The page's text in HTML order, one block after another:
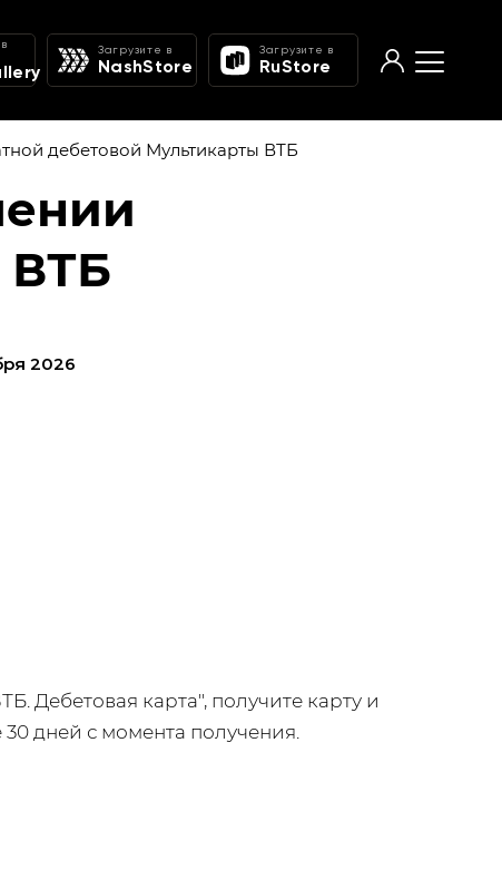
Загрузите в
NashStore
Загрузите в
RuStore
дебетовой Мультикарты ВТБ
ВТБ
2026
Дебетовая карта", получите карту и
30 дней с момента получения.